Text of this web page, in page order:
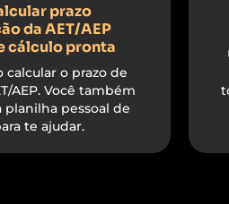
prazo
da AET/AEP
cálculo pronta
calcular o prazo de
AEP. Você também
pessoal de
te ajudar.